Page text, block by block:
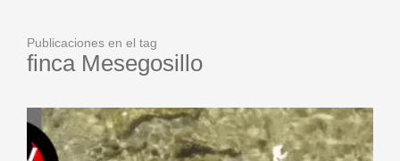
Publicaciones en el tag
finca Mesegosillo